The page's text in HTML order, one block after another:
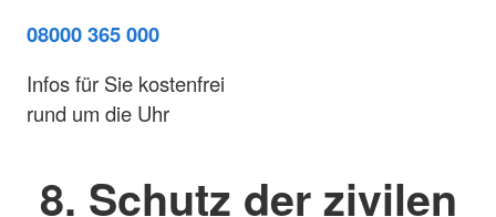
08000 365 000
Infos für Sie kostenfrei
rund um die Uhr
8. Schutz der zivilen